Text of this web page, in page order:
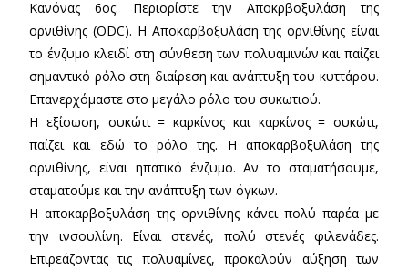
Κανόνας 6ος: Περιορίστε την Αποκρβοξυλάση της
ορνιθίνης (ODC). Η Αποκαρβοξυλάση της ορνιθίνης είναι
το ένζυμο κλειδί στη σύνθεση των πολυαμινών και παίζει
σημαντικό ρόλο στη διαίρεση και ανάπτυξη του κυττάρου.
Επανερχόμαστε στο μεγάλο ρόλο του συκωτιού.
Η εξίσωση, συκώτι = καρκίνος και καρκίνος = συκώτι,
παίζει και εδώ το ρόλο της. Η αποκαρβοξυλάση της
ορνιθίνης, είναι ηπατικό ένζυμο. Αν το σταματήσουμε,
σταματούμε και την ανάπτυξη των όγκων.
Η αποκαρβοξυλάση της ορνιθίνης κάνει πολύ παρέα με
την ινσουλίνη. Είναι στενές, πολύ στενές φιλενάδες.
Επιρεάζοντας τις πολυαμίνες, προκαλούν αύξηση των